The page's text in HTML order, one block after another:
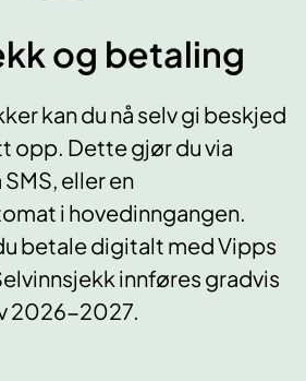
og betaling
kan du nå selv gi beskjed
opp. Dette gjør du via
eller en
i hovedinngangen.
betale digitalt med Vipps
innføres gradvis
2026-2027.